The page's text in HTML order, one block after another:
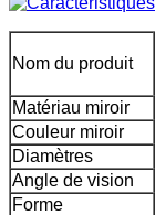
Nom du produit
Matériau miroir
Couleur miroir
Diamètres
Angle de vision
Forme